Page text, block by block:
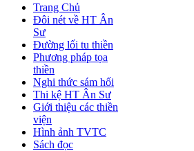
Trang Chủ
Đôi nét về HT Ân
Sư
Đường lối tu thiền
Phương pháp tọa
thiền
Nghi thức sám hối
Thi kệ HT Ân Sư
Giới thiệu các thiền
viện
Hình ảnh TVTC
Sách đọc